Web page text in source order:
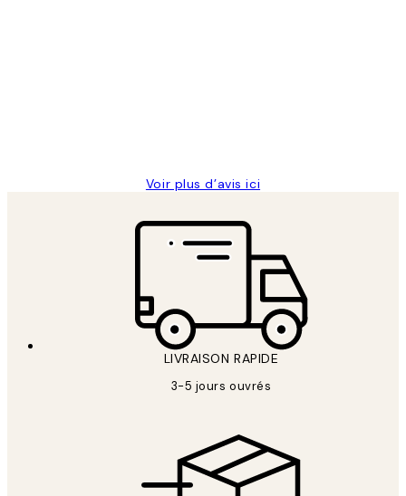
Voir plus d’avis ici
LIVRAISON RAPIDE
3-5 jours ouvrés